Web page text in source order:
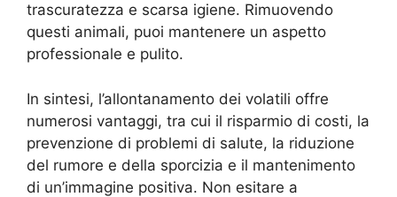
trascuratezza e scarsa igiene. Rimuovendo
questi animali, puoi mantenere un aspetto
professionale e pulito.
In sintesi, l’allontanamento dei volatili offre
numerosi vantaggi, tra cui il risparmio di costi, la
prevenzione di problemi di salute, la riduzione
del rumore e della sporcizia e il mantenimento
di un’immagine positiva. Non esitare a